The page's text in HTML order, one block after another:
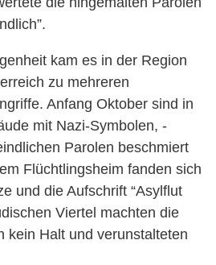
kam es in der Region
zu mehreren
Anfang Oktober sind in
mit Nazi-Symbolen, -
Parolen beschmiert
Flüchtlingsheim fanden sich
und die Aufschrift “Asylflut
Viertel machten die
kein Halt und verunstalteten